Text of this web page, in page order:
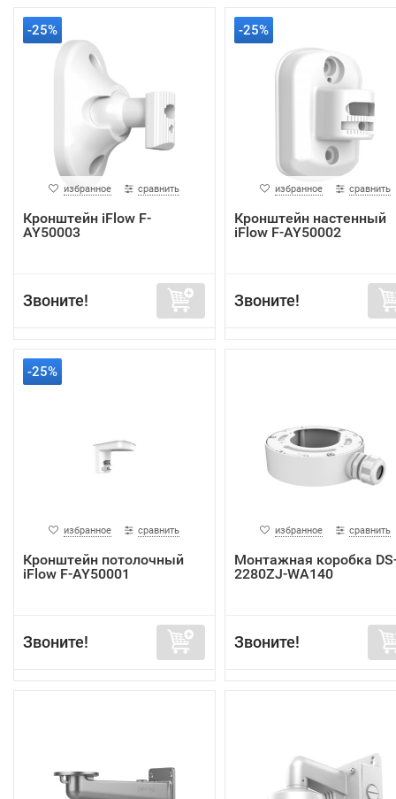
-25%
избранное сравнить
Кронштейн iFlow F-
AY50003
Звоните!
-25%
избранное сравнить
Кронштейн настенный
iFlow F-AY50002
Звоните!
-25%
избранное сравнить
Кронштейн потолочный
iFlow F-AY50001
Звоните!
избранное сравнить
Монтажная коробка
2280ZJ-WA140
Звоните!